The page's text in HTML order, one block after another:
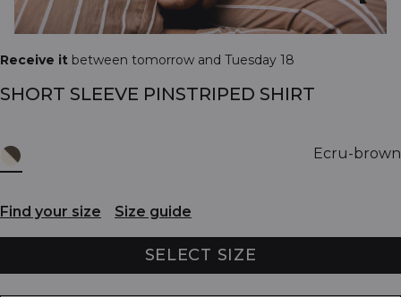
Receive it between tomorrow and Tuesday 18
SHORT SLEEVE PINSTRIPED SHIRT
Ecru-brown
Find your size Size guide
SELECT SIZE